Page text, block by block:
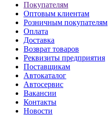
Покупателям
Оптовым клиентам
Розничным покупателям
Оплата
Доставка
Возврат товаров
Реквизиты предприятия
Поставщикам
Автокаталог
Автосервис
Вакансии
Контакты
Новости